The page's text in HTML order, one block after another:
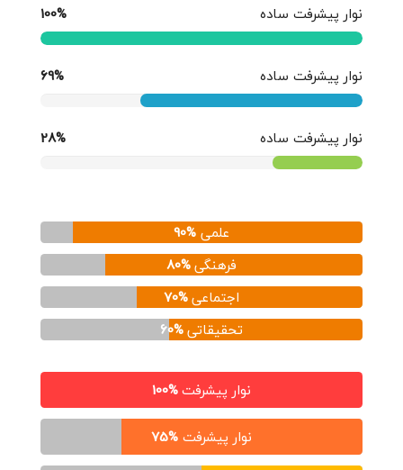
نوار پیشرفت ساده 100%
نوار پیشرفت ساده 69%
نوار پیشرفت ساده 28%
علمی90%
فرهنگی80%
اجتماعی70%
تحقیقاتی60%
نوار پیشرفت100%
نوار پیشرفت75%